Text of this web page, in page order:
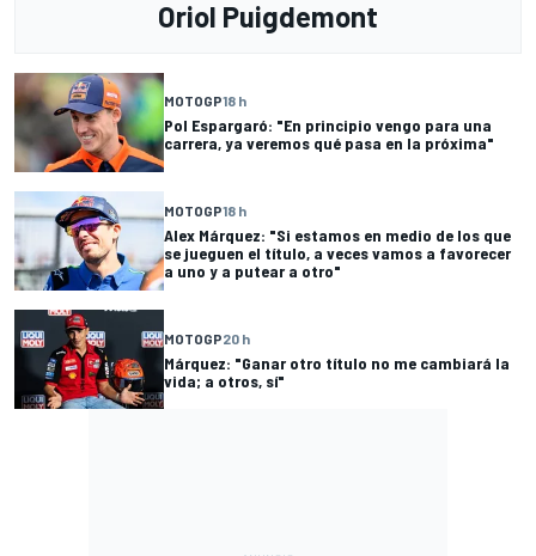
Oriol Puigdemont
MOTOGP18 h
Pol Espargaró: "En principio vengo para una
carrera, ya veremos qué pasa en la próxima"
MOTOGP18 h
Alex Márquez: "Si estamos en medio de los que
se jueguen el título, a veces vamos a favorecer
a uno y a putear a otro"
MOTOGP20 h
Márquez: "Ganar otro título no me cambiará la
vida; a otros, sí"